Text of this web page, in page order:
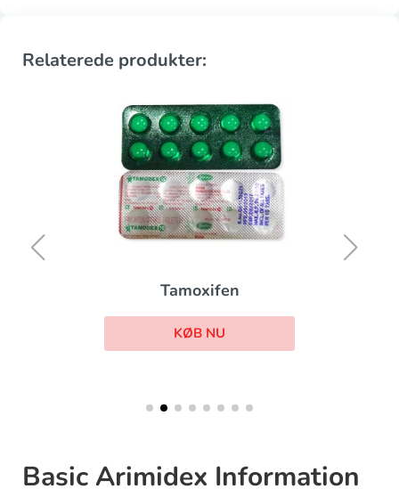
Relaterede produkter:
Tamoxifen
KØB NU
Basic Arimidex Information